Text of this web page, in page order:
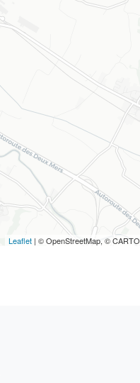
Leaflet | © OpenStreetMap, © CARTO